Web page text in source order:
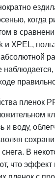
когда
в
и XPEL,
пленок
и воду,
В
что